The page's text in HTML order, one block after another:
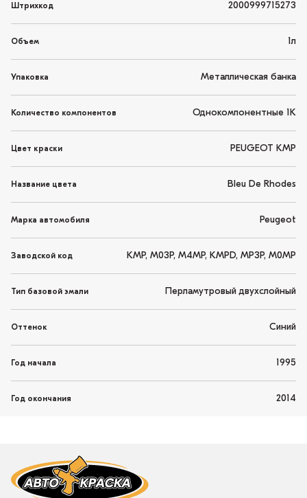
Штрихкод 2000999715273
Объем 1л
Упаковка Металлическая банка
Количество компонентов Однокомпонентные 1K
Цвет краски PEUGEOT KMP
Название цвета Bleu De Rhodes
Марка автомобиля Peugeot
Заводской код KMP, M03P, M4MP, KMPD, MP3P, M0MP
Тип базовой эмали Перламутровый двухслойный
Оттенок Синий
Год начала 1995
Год окончания 2014